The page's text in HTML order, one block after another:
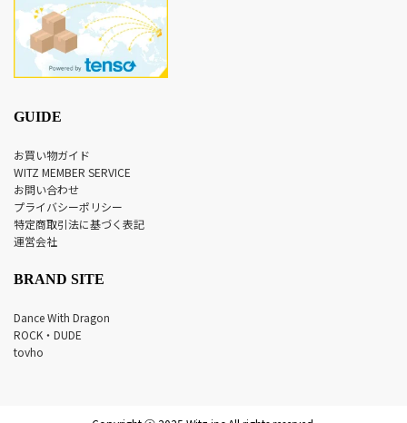
GUIDE
お買い物ガイド
WITZ MEMBER SERVICE
お問い合わせ
プライバシーポリシー
特定商取引法に基づく表記
運営会社
BRAND SITE
Dance With Dragon
ROCK・DUDE
tovho